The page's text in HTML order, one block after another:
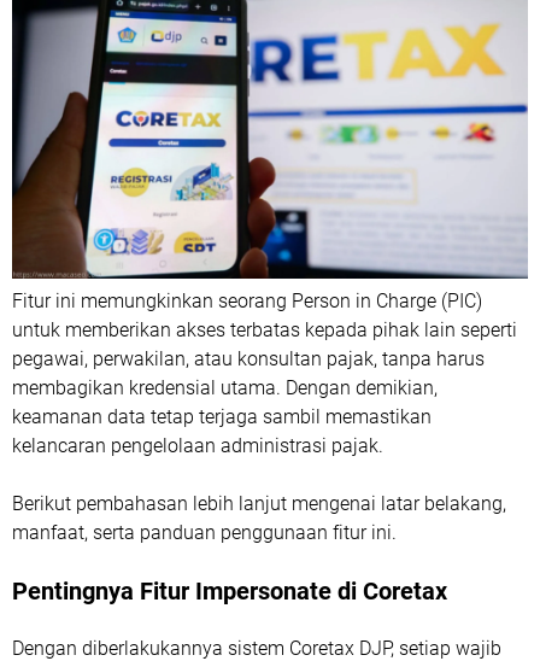
Fitur ini memungkinkan seorang Person in Charge (PIC)
untuk memberikan akses terbatas kepada pihak lain seperti
pegawai, perwakilan, atau konsultan pajak, tanpa harus
membagikan kredensial utama. Dengan demikian,
keamanan data tetap terjaga sambil memastikan
kelancaran pengelolaan administrasi pajak.
Berikut pembahasan lebih lanjut mengenai latar belakang,
manfaat, serta panduan penggunaan fitur ini.
Pentingnya Fitur Impersonate di Coretax
Dengan diberlakukannya sistem Coretax DJP, setiap wajib